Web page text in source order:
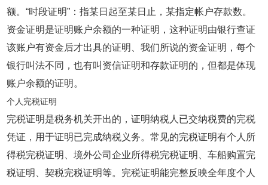
额。“时段证明”：指某日起至某日止，某指定帐户存款数。
资金证明是证明账户余额的一种证明，这种证明由银行查证
该账户有资金后才出具的证明、我们所说的资金证明，每个
银行叫法不同，也有叫资信证明和存款证明的，但都是体现
账户余额的证明。
个人完税证明
完税证明是税务机关开出的，证明纳税人已交纳税费的完税
凭证，用于证明已完成纳税义务。常见的完税证明有个人所
得税完税证明、境外公司企业所得税完税证明、车船购置完
税证明、契税完税证明等。完税证明能完整反映全年度个人